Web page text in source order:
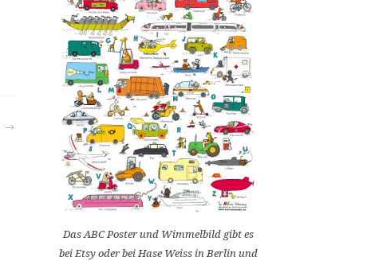
Das ABC Poster und Wimmelbild gibt es
bei Etsy oder bei Hase Weiss in Berlin und